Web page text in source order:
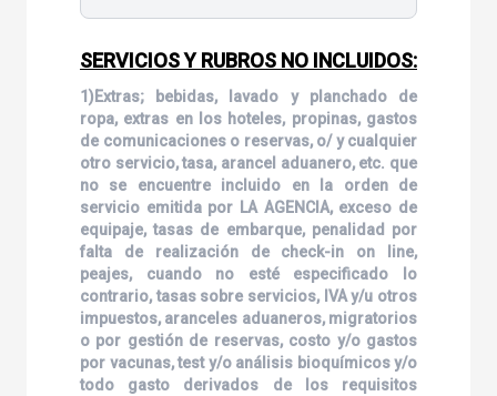
SERVICIOS Y RUBROS NO INCLUIDOS:
1)Extras; bebidas, lavado y planchado de
ropa, extras en los hoteles, propinas, gastos
de comunicaciones o reservas, o/ y cualquier
otro servicio, tasa, arancel aduanero, etc. que
no se encuentre incluido en la orden de
servicio emitida por LA AGENCIA, exceso de
equipaje, tasas de embarque, penalidad por
falta de realización de check-in on line,
peajes, cuando no esté especificado lo
contrario, tasas sobre servicios, IVA y/u otros
impuestos, aranceles aduaneros, migratorios
o por gestión de reservas, costo y/o gastos
por vacunas, test y/o análisis bioquímicos y/o
todo gasto derivados de los requisitos